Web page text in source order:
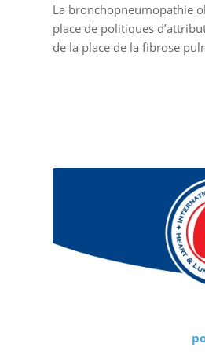
La bronchopneumopathie
place de politiques
de la place de la fibrose